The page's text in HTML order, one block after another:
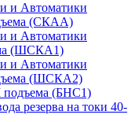
и Автоматики
(СКАА)
и Автоматики
(ШСКА1)
и Автоматики
(ШСКА2)
подъема (БНС1)
резерва на токи 40-